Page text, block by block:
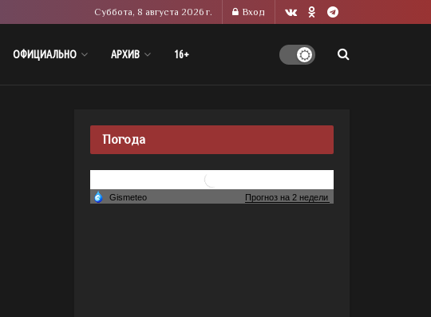
Суббота, 8 августа 2026 г. Вход
ОФИЦИАЛЬНО АРХИВ 16+
Погода